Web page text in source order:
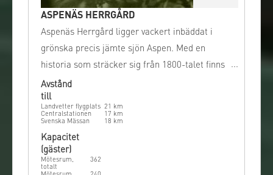
ASPENÄS HERRGÅRD
Aspenäs Herrgård ligger vackert inbäddat i
grönska precis jämte sjön Aspen. Med en
historia som sträcker sig från 1800-talet finns
det mycket att upptäcka. Här finns utrymme
för både stora konferenser och mindre
sammankomster.
Avstånd
till
Landvetter flygplats 21
km
Centralstationen
17 km
Svenska Mässan
18 km
Kapacitet
(gäster)
Mötesrum,
totalt
362